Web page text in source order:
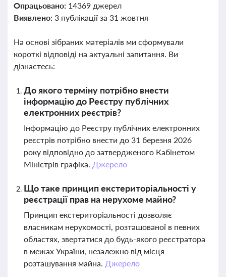
Опрацьовано: 14369 джерел
Виявлено: 3 публікації за 31 жовтня
На основі зібраних матеріалів ми сформували
короткі відповіді на актуальні запитання. Ви
дізнаєтесь:
До якого терміну потрібно внести
інформацію до Реєстру публічних
електронних реєстрів?
Інформацію до Реєстру публічних електронних
реєстрів потрібно внести до 31 березня 2026
року відповідно до затвердженого Кабінетом
Міністрів графіка. Джерело
Що таке принцип екстериторіальності у
реєстрації прав на нерухоме майно?
Принцип екстериторіальності дозволяє
власникам нерухомості, розташованої в певних
областях, звертатися до будь-якого реєстратора
в межах України, незалежно від місця
розташування майна. Джерело